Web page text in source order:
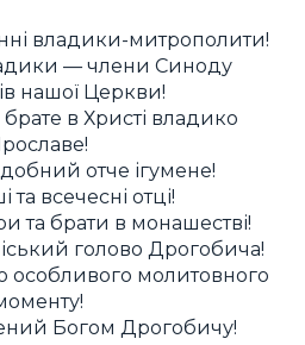
владики-митрополити!
— члени Синоду
нашої Церкви!
в Христі владико
отче ігумене!
та всечесні отці!
та брати в монашестві!
голово Дрогобича!
особливого молитовного
Богом Дрогобичу!